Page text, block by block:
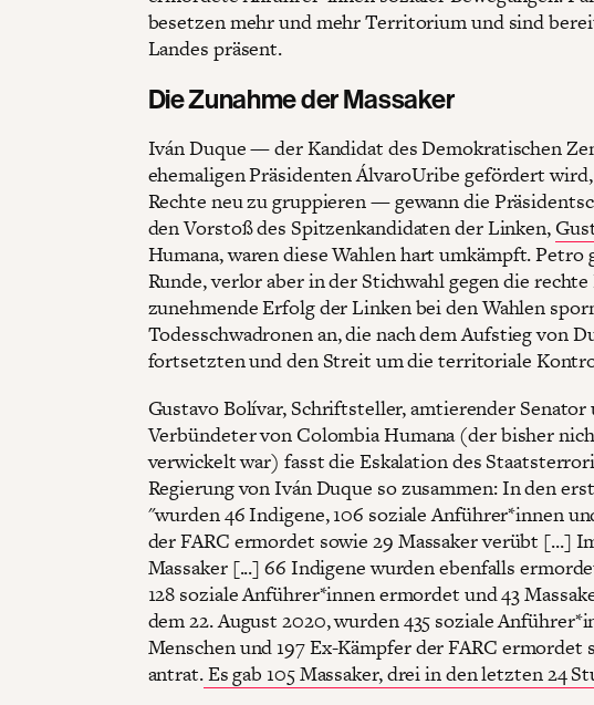
besetzen mehr und mehr Territorium und sind
Landes präsent.
Die Zunahme der Massaker
Iván Duque — der Kandidat des Demokratischen
ehemaligen Präsidenten ÁlvaroUribe gefördert
Rechte neu zu gruppieren — gewann die
den Vorstoß des Spitzenkandidaten der Linken,
Humana, waren diese Wahlen hart umkämpft. Petro
Runde, verlor aber in der Stichwahl gegen die
zunehmende Erfolg der Linken bei den Wahlen
Todesschwadronen an, die nach dem Aufstieg von
fortsetzten und den Streit um die territoriale
Gustavo Bolívar, Schriftsteller, amtierender
Verbündeter von Colombia Humana (der bisher
verwickelt war) fasst die Eskalation des
Regierung von Iván Duque so zusammen: In den
"wurden 46 Indigene, 106 soziale Anführer*innen
der FARC ermordet sowie 29 Massaker verübt [...]
Massaker [...] 66 Indigene wurden ebenfalls
128 soziale Anführer*innen ermordet und 43
dem 22. August 2020, wurden 435 soziale
Menschen und 197 Ex-Kämpfer der FARC
antrat.Es gab 105 Massaker, drei in den letzten 24